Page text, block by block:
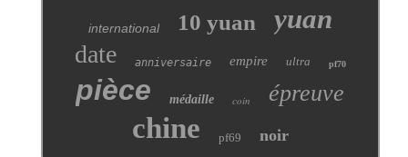
international 10 yuan yuan
date anniversaire empire ultra pf70
pièce médaille coin épreuve
chine pf69 noir